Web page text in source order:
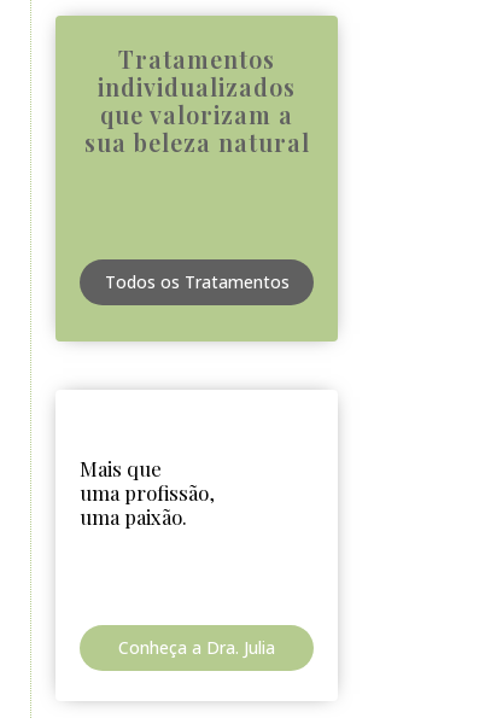
Tratamentos
individualizados
que valorizam a
sua beleza natural
Todos os Tratamentos
Mais que
uma profissão,
uma paixão.
Conheça a Dra. Julia